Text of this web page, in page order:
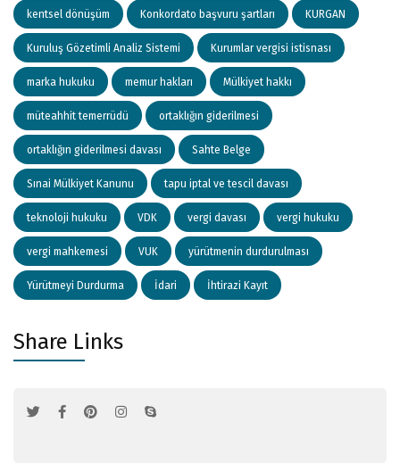
kentsel dönüşüm Konkordato başvuru şartları KURGAN
Kuruluş Gözetimli Analiz Sistemi Kurumlar vergisi istisnası
marka hukuku memur hakları Mülkiyet hakkı
müteahhit temerrüdü ortaklığın giderilmesi
ortaklığın giderilmesi davası Sahte Belge
Sınai Mülkiyet Kanunu tapu iptal ve tescil davası
teknoloji hukuku VDK vergi davası vergi hukuku
vergi mahkemesi VUK yürütmenin durdurulması
Yürütmeyi Durdurma İdari İhtirazi Kayıt
Share Links